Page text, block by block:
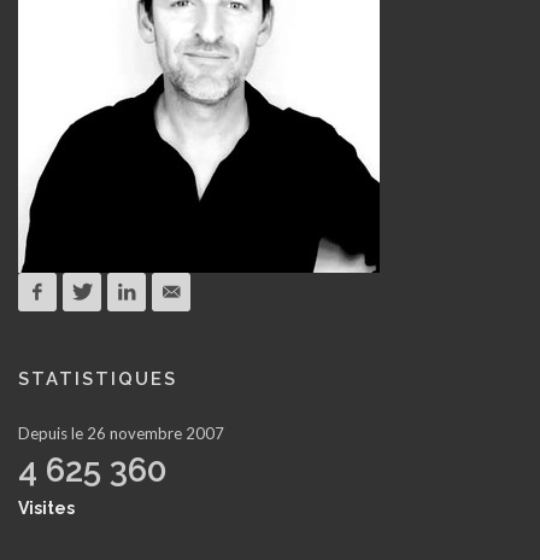
STATISTIQUES
Depuis le 26 novembre 2007
4 625 360
Visites